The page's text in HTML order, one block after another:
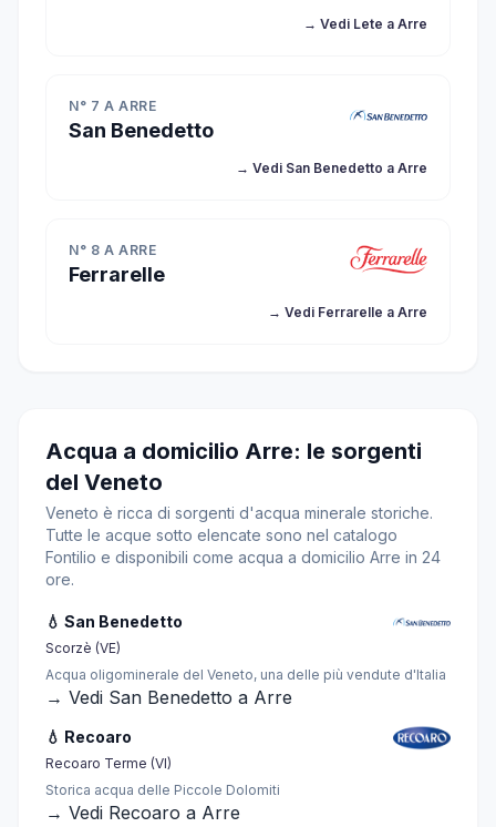
→ Vedi Lete a Arre
N° 7 A ARRE
San Benedetto
→ Vedi San Benedetto a Arre
N° 8 A ARRE
Ferrarelle
→ Vedi Ferrarelle a Arre
Acqua a domicilio Arre: le sorgenti
del Veneto
Veneto è ricca di sorgenti d'acqua minerale storiche.
Tutte le acque sotto elencate sono nel catalogo
Fontilio e disponibili come acqua a domicilio Arre in 24
ore.
💧 San Benedetto
Scorzè (VE)
Acqua oligominerale del Veneto, una delle più vendute d'Italia
→ Vedi San Benedetto a Arre
💧 Recoaro
Recoaro Terme (VI)
Storica acqua delle Piccole Dolomiti
→ Vedi Recoaro a Arre